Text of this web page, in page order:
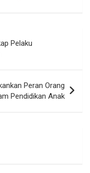
Pelaku
Peran Orang
Pendidikan Anak